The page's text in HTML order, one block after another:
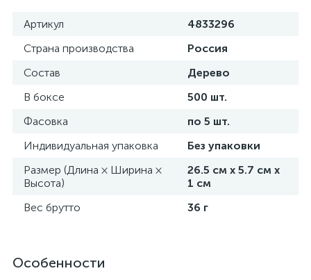
Артикул
4833296
Страна производства
Россия
Состав
Дерево
В боксе
500 шт.
Фасовка
по 5 шт.
Индивидуальная упаковка
Без упаковки
Размер (Длина × Ширина ×
Высота)
26.5 см х 5.7 см х
1 см
Вес брутто
36 г
Особенности